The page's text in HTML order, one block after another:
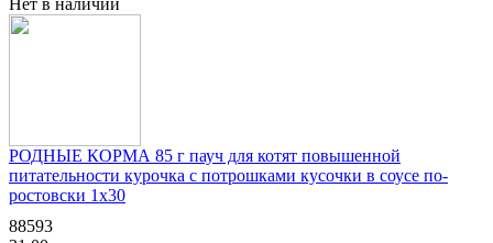
РОДНЫЕ КОРМА 85 г пауч для котят повышенной
питательности курочка с потрошками кусочки в соусе по-
ростовски 1х30
88593